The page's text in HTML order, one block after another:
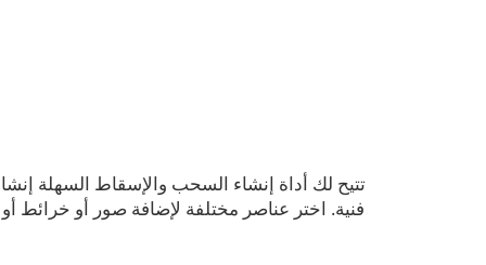
تتيح لك أداة إنشاء السحب والإسقاط السهلة
فنية. اختر عناصر مختلفة لإضافة صور أو